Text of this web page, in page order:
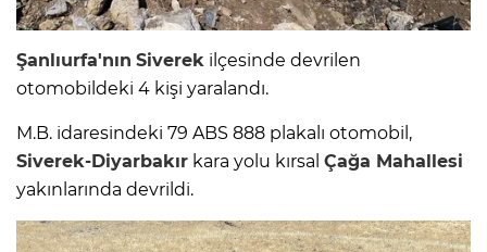
Şanlıurfa'nın Siverek ilçesinde devrilen
otomobildeki 4 kişi yaralandı.
M.B. idaresindeki 79 ABS 888 plakalı otomobil,
Siverek-Diyarbakır kara yolu kırsal Çağa Mahallesi
yakınlarında devrildi.